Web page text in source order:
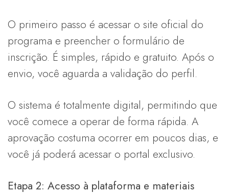
O primeiro passo é acessar o site oficial do
programa e preencher o formulário de
inscrição. É simples, rápido e gratuito. Após o
envio, você aguarda a validação do perfil.
O sistema é totalmente digital, permitindo que
você comece a operar de forma rápida. A
aprovação costuma ocorrer em poucos dias, e
você já poderá acessar o portal exclusivo.
Etapa 2: Acesso à plataforma e materiais